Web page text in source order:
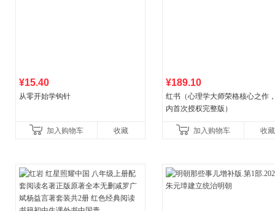
¥15.40
从零开始学钩针
加入购物车 收藏
¥189.10
红书（心理学大师荣格核心之作
内首次授权完整版）
加入购物车 收藏